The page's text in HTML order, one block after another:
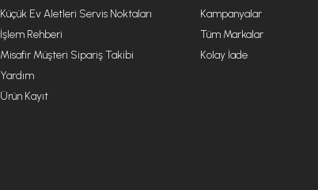
Küçük Ev Aletleri Servis Noktaları
İşlem Rehberi
Misafir Müşteri Sipariş Takibi
Yardım
Ürün Kayıt
Kampanyalar
Tüm Markalar
Kolay İade